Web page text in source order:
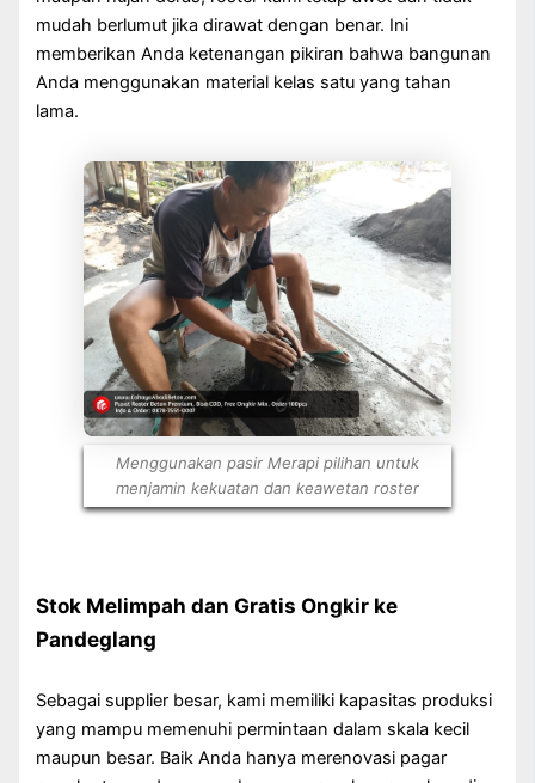
mudah berlumut jika dirawat dengan benar. Ini
memberikan Anda ketenangan pikiran bahwa bangunan
Anda menggunakan material kelas satu yang tahan
lama.
Menggunakan pasir Merapi pilihan untuk
menjamin kekuatan dan keawetan roster
Stok Melimpah dan Gratis Ongkir ke
Pandeglang
Sebagai supplier besar, kami memiliki kapasitas produksi
yang mampu memenuhi permintaan dalam skala kecil
maupun besar. Baik Anda hanya merenovasi pagar